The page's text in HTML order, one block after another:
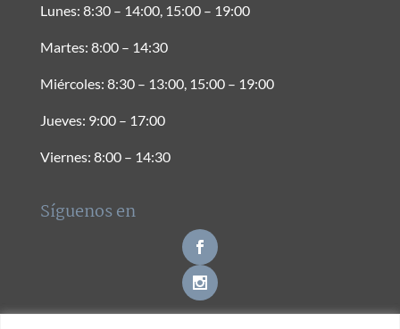
Lunes: 8:30 – 14:00, 15:00 – 19:00
Martes: 8:00 – 14:30
Miércoles: 8:30 – 13:00, 15:00 – 19:00
Jueves: 9:00 – 17:00
Viernes: 8:00 – 14:30
Síguenos en